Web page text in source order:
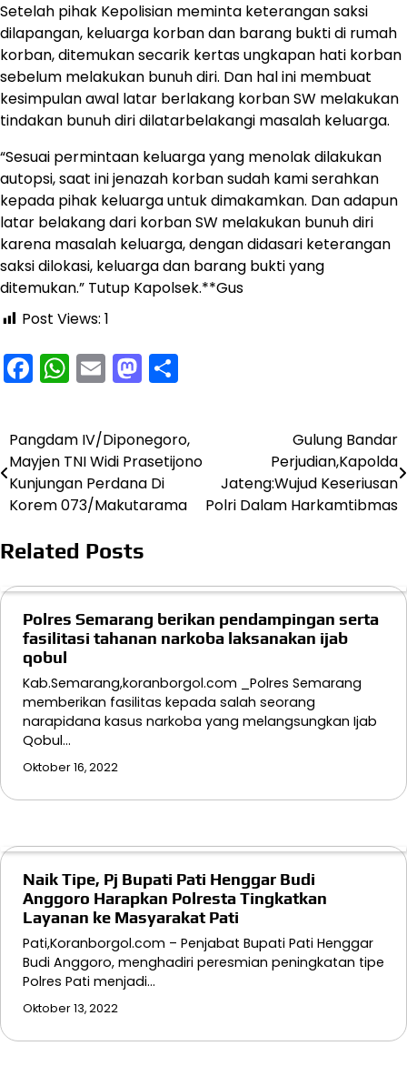
Setelah pihak Kepolisian meminta keterangan saksi
dilapangan, keluarga korban dan barang bukti di rumah
korban, ditemukan secarik kertas ungkapan hati korban
sebelum melakukan bunuh diri. Dan hal ini membuat
kesimpulan awal latar berlakang korban SW melakukan
tindakan bunuh diri dilatarbelakangi masalah keluarga.
“Sesuai permintaan keluarga yang menolak dilakukan
autopsi, saat ini jenazah korban sudah kami serahkan
kepada pihak keluarga untuk dimakamkan. Dan adapun
latar belakang dari korban SW melakukan bunuh diri
karena masalah keluarga, dengan didasari keterangan
saksi dilokasi, keluarga dan barang bukti yang
ditemukan.” Tutup Kapolsek.**Gus
Post Views: 1
Facebook
WhatsApp
EmailMastodon
Navigasi
pos
Pangdam IV/Diponegoro,
Mayjen TNI Widi Prasetijono
Kunjungan Perdana Di
Korem 073/Makutarama
Gulung Bandar
Perjudian,Kapolda
Jateng:Wujud Keseriusan
Polri Dalam Harkamtibmas
Related Posts
Polres Semarang berikan pendampingan serta
fasilitasi tahanan narkoba laksanakan ijab
qobul
Kab.Semarang,koranborgol.com _Polres Semarang
memberikan fasilitas kepada salah seorang
narapidana kasus narkoba yang melangsungkan Ijab
Qobul…
Oktober 16, 2022
Naik Tipe, Pj Bupati Pati Henggar Budi
Anggoro Harapkan Polresta Tingkatkan
Layanan ke Masyarakat Pati
Pati,Koranborgol.com – Penjabat Bupati Pati Henggar
Budi Anggoro, menghadiri peresmian peningkatan tipe
Polres Pati menjadi…
Oktober 13, 2022